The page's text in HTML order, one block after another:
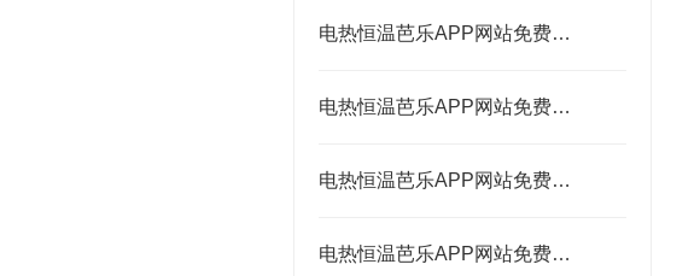
电热恒温芭乐APP网站免费进入2023的箱体结构
电热恒温芭乐APP网站免费进入2023的工作原理和结构特点
电热恒温芭乐APP网站免费进入2023：生命科学的“精准温床”
电热恒温芭乐APP网站免费进入2023是科学研究的可靠伙伴